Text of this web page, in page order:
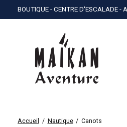
BOUTIQUE - CENTRE D'ESCALADE -
Accueil / Nautique / Canots